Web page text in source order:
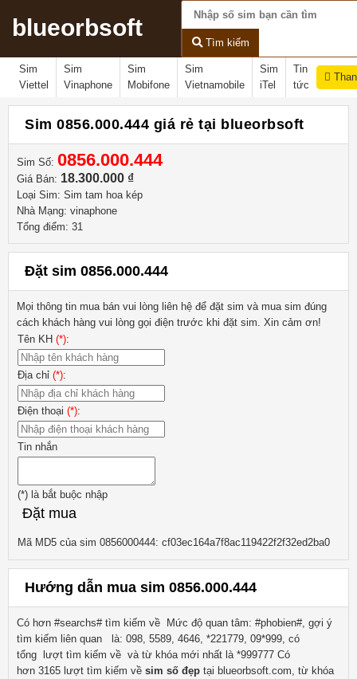
blueorbsoft
Tìm kiếm
Sim
Viettel
Sim
Vinaphone
Sim
Mobifone
Sim
Vietnamobile
Sim
iTel
Tin
tức
Sim 0856.000.444 giá rẻ tại blueorbsoft
Sim Số: 0856.000.444
Giá Bán: 18.300.000 ₫
Loại Sim: Sim tam hoa kép
Nhà Mạng: vinaphone
Tổng điểm: 31
Đặt sim 0856.000.444
Mọi thông tin mua bán vui lòng liên hệ để đặt sim và mua sim đúng
cách khách hàng vui lòng gọi điện trước khi đặt sim. Xin cảm ơn!
Tên KH (*):
Địa chỉ (*):
Điện thoại (*):
Tin nhắn
(*) là bắt buộc nhập
Đặt mua
Mã MD5 của sim 0856000444: cf03ec164a7f8ac119422f2f32ed2ba0
Hướng dẫn mua sim 0856.000.444
Có hơn #searchs# tìm kiếm về
Mức độ quan tâm: #phobien#, gợi ý
tìm kiếm liên quan
là: 098, 5589, 4646, *221779, 09*999, có
tổng lượt tìm kiếm về và từ khóa mới nhất là *999777 Có
hơn 3165 lượt tìm kiếm về sim số đẹp tại blueorbsoft.com, từ khóa